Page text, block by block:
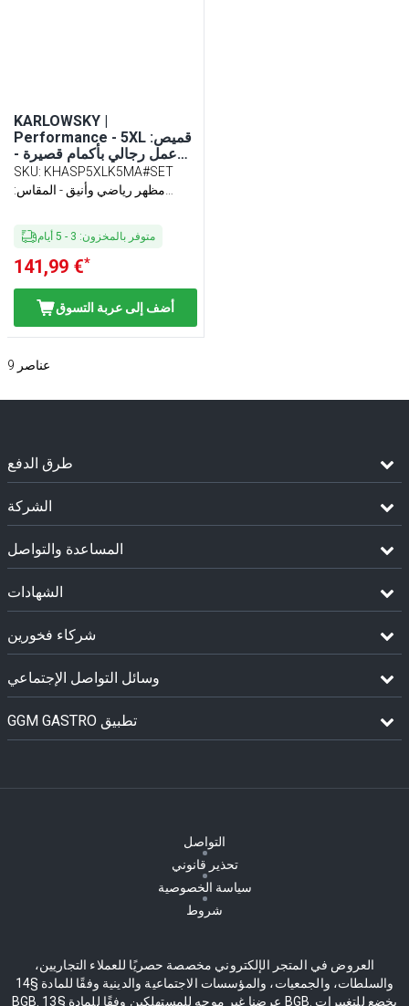
KARLOWSKY |
Performance - 5XL :قميص
عمل رجالي بأكمام قصيرة -
لون كحلي - المقاس (قطع x6)
SKU: KHASP5XLK5MA#SET
مظهر رياضي وأنيق - المقاس:
متوفر بالمخزون:
3
-
5 أيام
141,99 €*
أضف إلى عربة التسوق
9 عناصر
طرق الدفع
الشركة
المساعدة والتواصل
الشهادات
شركاء فخورين
وسائل التواصل الإجتماعي
GGM GASTRO تطبيق
التواصل
تحذير قانوني
سياسة الخصوصية
شروط
العروض في المتجر الإلكتروني مخصصة حصريًا للعملاء التجاريين،
والسلطات، والجمعيات، والمؤسسات الاجتماعية والدينية وفقًا للمادة §14
BGB. عرضنا غير موجه للمستهلكين وفقًا للمادة §13 BGB. يخضع للتغييرات